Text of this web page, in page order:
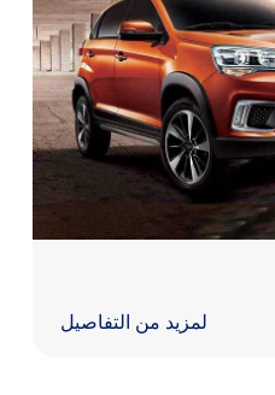
لمزيد من التفاصيل